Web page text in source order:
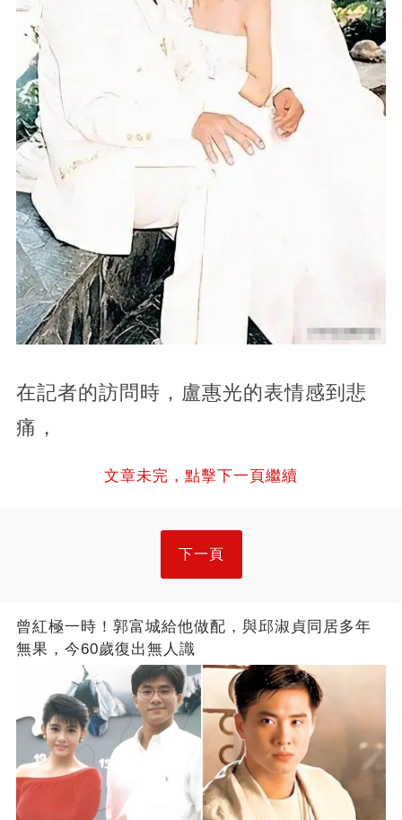
在記者的訪問時，盧惠光的表情感到悲
痛，
文章未完，點擊下一頁繼續
下一頁
曾紅極一時！郭富城給他做配，與邱淑貞同居多年
無果，今60歲復出無人識